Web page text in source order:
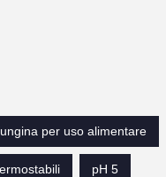
per uso alimentare
pH 5